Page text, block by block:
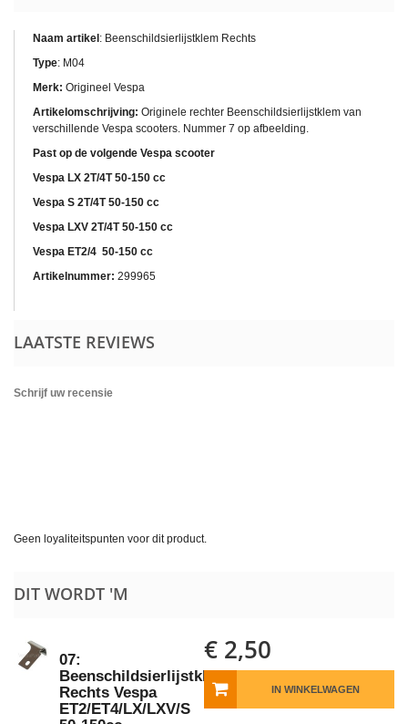
Naam artikel : Beenschildsierlijstklem Rechts
Type: M04
Merk: Origineel Vespa
Artikelomschrijving: Originele rechter Beenschildsierlijstklem van
verschillende Vespa scooters. Nummer 7 op afbeelding.
Past op de volgende Vespa scooter
Vespa LX 2T/4T 50-150 cc
Vespa S 2T/4T 50-150 cc
Vespa LXV 2T/4T 50-150 cc
Vespa ET2/4 50-150 cc
Artikelnummer: 299965
LAATSTE REVIEWS
Schrijf uw recensie
Geen loyaliteitspunten voor dit product.
DIT WORDT 'M
07:
Beenschildsierlijstklem
Rechts Vespa
ET2/ET4/LX/LXV/S
€ 2,50
IN WINKELWAGEN